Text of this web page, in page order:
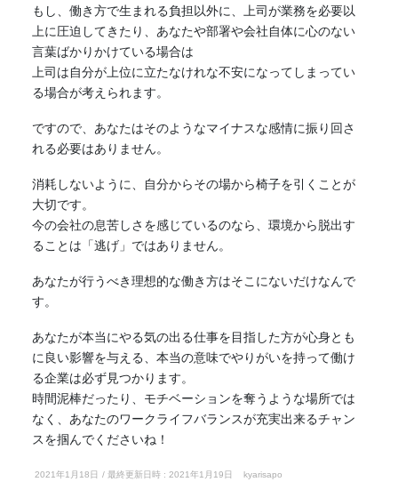
もし、 働き方で生まれる負担以外に、上司が業務を必要以
上に圧迫してきたり、あなたや部署や会社自体に心のない
言葉ばかりかけている場合は
上司は自分が上位に立たなけれな不安になってしまってい
る場合が考えられます。
ですので、あなたはそのようなマイナスな感情に振り回さ
れる必要はありません。
消耗しないように、自分からその場から椅子を引くことが
大切です。
今の会社の息苦しさを感じているのなら、環境から脱出す
ることは「逃げ」ではありません。
あなたが行うべき理想的な働き方はそこにないだけなんで
す。
あなたが本当にやる気の出る仕事を目指した方が心身とも
に良い影響を与える、本当の意味でやりがいを持って働け
る企業は必ず見つかります。
時間泥棒だったり、モチベーションを奪うような場所では
なく、あなたのワークライフバランスが充実出来るチャン
スを掴んでくださいね！
2021年1月18日 / 最終更新日時 : 2021年1月19日 kyarisapo